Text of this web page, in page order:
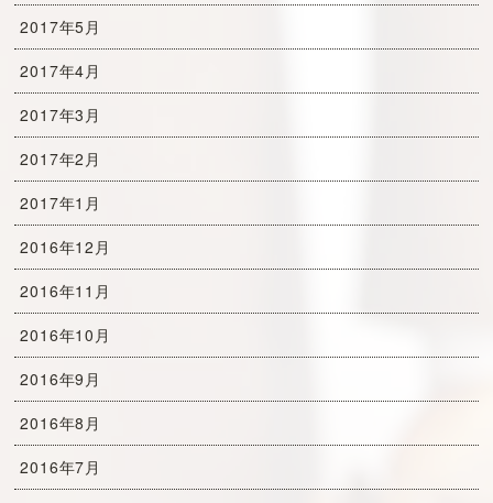
2017年5月
2017年4月
2017年3月
2017年2月
2017年1月
2016年12月
2016年11月
2016年10月
2016年9月
2016年8月
2016年7月